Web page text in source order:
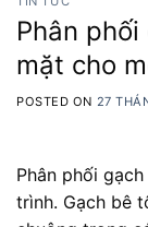
Phân
mặt cho
POSTED ON 27
Phân phối
trình. Gạch bê